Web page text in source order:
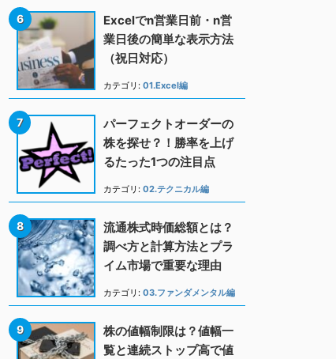
Excelでn営業日前・n営
業日後の簡単な表示方法
（祝日対応）
カテゴリ: 01.Excel編
パーフェクトオーダーの
株を探せ？！勝率を上げ
るたった1つの注目点
カテゴリ: 02.テクニカル編
流通株式時価総額とは？
調べ方と計算方法とプラ
イム市場で重要な理由
カテゴリ: 03.ファンダメンタル編
株の値幅制限は？値幅一
覧と連続ストップ高で値